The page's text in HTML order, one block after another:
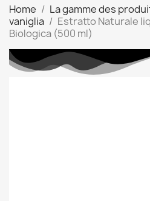
Home La gamme des
vaniglia
Estratto Naturale
Biologica (500 ml)